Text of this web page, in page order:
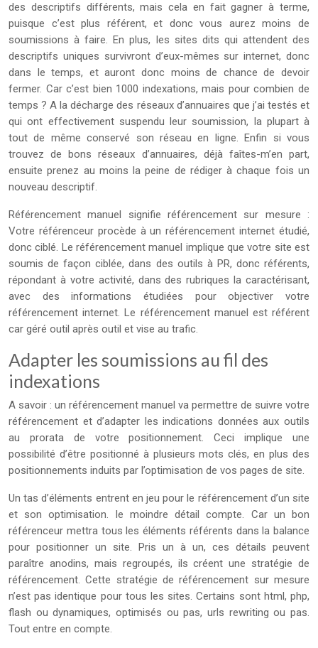
des descriptifs différents, mais cela en fait gagner à terme,
puisque c’est plus référent, et donc vous aurez moins de
soumissions à faire. En plus, les sites dits qui attendent des
descriptifs uniques survivront d’eux-mêmes sur internet, donc
dans le temps, et auront donc moins de chance de devoir
fermer. Car c’est bien 1000 indexations, mais pour combien de
temps ? A la décharge des réseaux d’annuaires que j’ai testés et
qui ont effectivement suspendu leur soumission, la plupart à
tout de même conservé son réseau en ligne. Enfin si vous
trouvez de bons réseaux d’annuaires, déjà faîtes-m’en part,
ensuite prenez au moins la peine de rédiger à chaque fois un
nouveau descriptif.
Référencement manuel signifie référencement sur mesure :
Votre référenceur procède à un référencement internet étudié,
donc ciblé. Le référencement manuel implique que votre site est
soumis de façon ciblée, dans des outils à PR, donc référents,
répondant à votre activité, dans des rubriques la caractérisant,
avec des informations étudiées pour objectiver votre
référencement internet. Le référencement manuel est référent
car géré outil après outil et vise au trafic.
Adapter les soumissions au fil des
indexations
A savoir : un référencement manuel va permettre de suivre votre
référencement et d’adapter les indications données aux outils
au prorata de votre positionnement. Ceci implique une
possibilité d’être positionné à plusieurs mots clés, en plus des
positionnements induits par l’optimisation de vos pages de site.
Un tas d’éléments entrent en jeu pour le référencement d’un site
et son optimisation. le moindre détail compte. Car un bon
référenceur mettra tous les éléments référents dans la balance
pour positionner un site. Pris un à un, ces détails peuvent
paraître anodins, mais regroupés, ils créent une stratégie de
référencement. Cette stratégie de référencement sur mesure
n’est pas identique pour tous les sites. Certains sont html, php,
flash ou dynamiques, optimisés ou pas, urls rewriting ou pas.
Tout entre en compte.